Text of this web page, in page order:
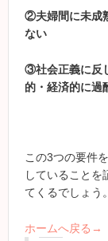
②夫婦間に未成
ない
③社会正義に反
的・経済的に過
この3つの要件
していることを
てくるでしょう。
ホームへ戻る→